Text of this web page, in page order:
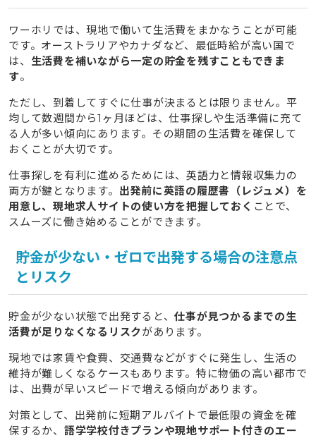
ワーホリでは、現地で働いて生活費をまかなうことが可能
です。オーストラリアやカナダなど、最低時給が高い国で
は、 生活費を補いながら一定の貯金を残すこともできま
す。
ただし、到着してすぐに仕事が決まるとは限りません。平
均して数週間から1ヶ月ほどは、仕事探しや生活準備に充て
る人が多い傾向にあります。その期間の生活費を確保して
おくことが大切です。
仕事探しを有利に進めるためには、英語力と情報収集力の
両方が鍵となります。 出発前に英語の履歴書（レジュメ）を
用意し、現地求人サイトの使い方を把握しておく ことで、
スムーズに働き始めることができます。
貯金が少ない・ゼロで出発する場合の注意点
とリスク
貯金が少ない状態で出発すると、仕事が見つかるまでの生
活費が足りなくなるリスクがあります。
現地では家賃や食費、交通費などがすぐに発生し、生活の
維持が難しくなるケースもあります。特に物価の高い都市で
は、出費が早いスピードで増える傾向があります。
対策として、出発前に短期アルバイトで最低限の資金を確
保するか、 語学学校付きプランや現地サポート付きのエー